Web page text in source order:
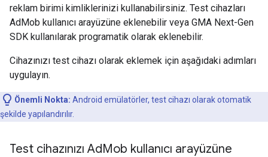
reklam birimi kimliklerinizi kullanabilirsiniz. Test cihazları
AdMob kullanıcı arayüzüne eklenebilir veya GMA Next-Gen
SDK kullanılarak programatik olarak eklenebilir.
Cihazınızı test cihazı olarak eklemek için aşağıdaki adımları
uygulayın.
Önemli Nokta: Android emülatörler, test cihazı olarak otomatik
şekilde yapılandırılır.
Test cihazınızı AdMob kullanıcı arayüzüne